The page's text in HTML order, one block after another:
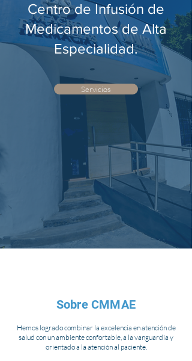
Centro de Infusión de
Medicamentos de Alta
Especialidad.
Servicios
Sobre CMMAE
Hemos logrado combinar la excelencia en atención de
salud con un ambiente confortable, a la vanguardia y
orientado a la atención al paciente.